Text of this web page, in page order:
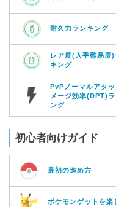
耐久力ランキング
レア度(入手難易度)
キング
PvPノーマルアタ
メージ効率(DPT)ラ
ング
初心者向けガイド
最初の進め方
ポケモンゲットを楽